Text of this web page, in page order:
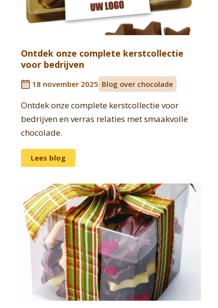
Ontdek onze complete kerstcollectie
voor bedrijven
18 november 2025 Blog over chocolade
Ontdek onze complete kerstcollectie voor
bedrijven en verras relaties met smaakvolle
chocolade.
Lees blog